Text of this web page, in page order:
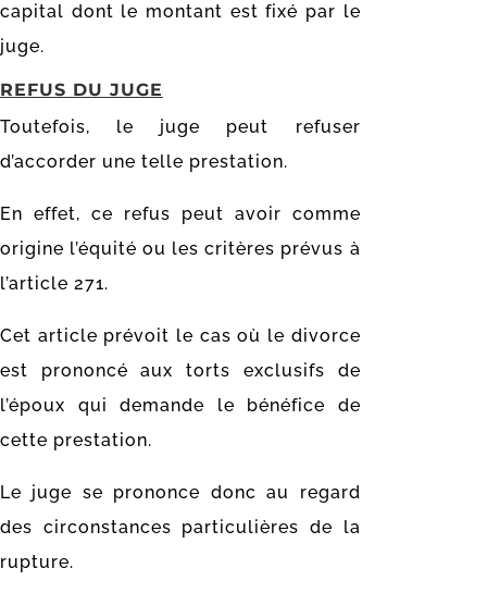
capital dont le montant est fixé par le
juge.
REFUS DU JUGE
Toutefois, le juge peut refuser
d’accorder une telle prestation.
En effet, ce refus peut avoir comme
origine l’équité ou les critères prévus à
l’article 271.
Cet article prévoit le cas où le divorce
est prononcé aux torts exclusifs de
l’époux qui demande le bénéfice de
cette prestation.
Le juge se prononce donc au regard
des circonstances particulières de la
rupture.